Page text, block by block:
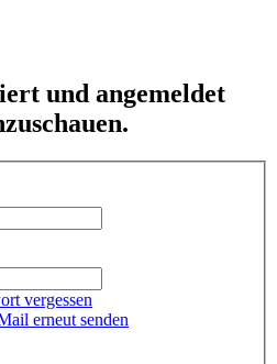
und angemeldet
vergessen
erneut senden